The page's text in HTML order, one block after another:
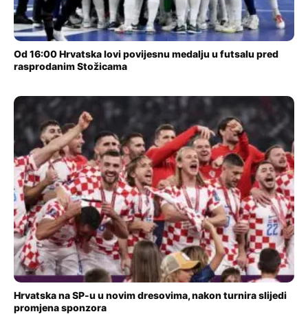
Od 16:00 Hrvatska lovi povijesnu medalju u futsalu pred
rasprodanim Stožicama
Hrvatska na SP-u u novim dresovima, nakon turnira slijedi
promjena sponzora